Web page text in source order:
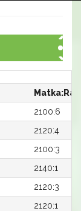
2100:6
2120:4
2100:3
2140:1
2120:3
2120:1